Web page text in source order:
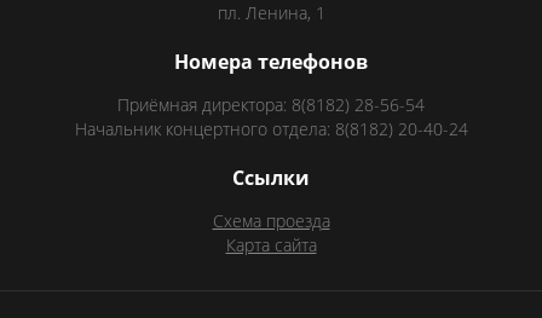
пл. Ленина, 1
Номера телефонов
Приёмная директора: 8(8182) 28-56-54
Начальник концертного отдела: 8(8182) 20-40-24
Ссылки
Схема проезда
Карта сайта